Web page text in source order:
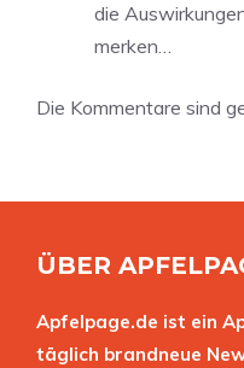
die
merken…
Die Kommentare sind
ÜBER
Apfelpage.de ist ein
täglich brandneue